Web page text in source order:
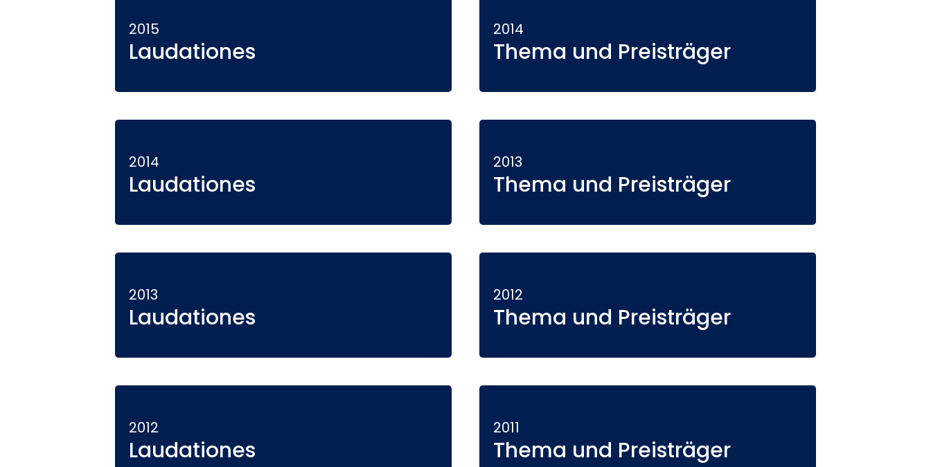
2015
Laudationes
2014
Thema und Preisträger
2014
Laudationes
2013
Thema und Preisträger
2013
Laudationes
2012
Thema und Preisträger
2012
Laudationes
2011
Thema und Preisträger